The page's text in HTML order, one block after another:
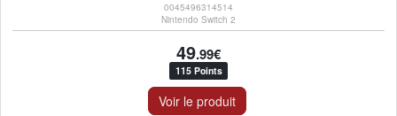
0045496314514
Nintendo Switch 2
49.99€
115 Points
Voir le produit